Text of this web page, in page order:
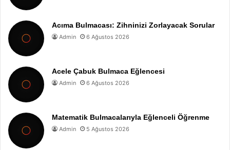
Acıma Bulmacası: Zihninizi Zorlayacak Sorular
Admin 6 Ağustos 2026
Acele Çabuk Bulmaca Eğlencesi
Admin 6 Ağustos 2026
Matematik Bulmacalarıyla Eğlenceli Öğrenme
Admin 5 Ağustos 2026